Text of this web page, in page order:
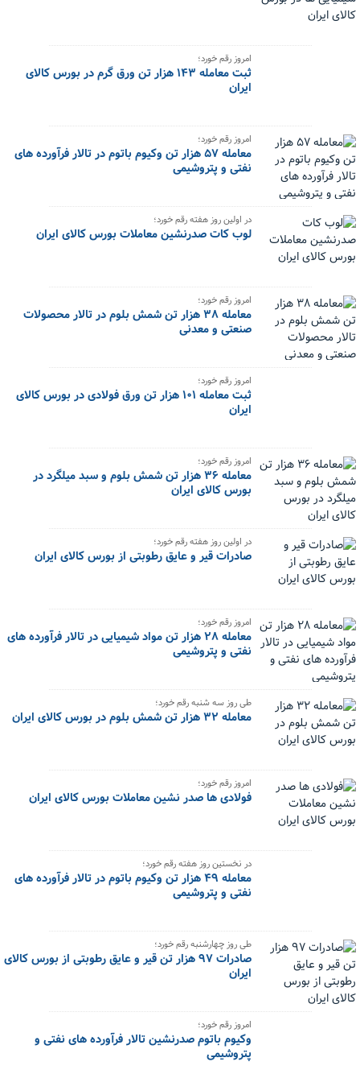
امروز رقم خورد؛
ثبت معامله ۱۴۳ هزار تن ورق گرم در بورس کالای
ایران
امروز رقم خورد؛
معامله ۵۷ هزار تن وکیوم باتوم در تالار فرآورده های
نفتی و پتروشیمی
در اولین روز هفته رقم خورد؛
لوب کات صدرنشین معاملات بورس کالای ایران
امروز رقم خورد؛
معامله ۳۸ هزار تن شمش بلوم در تالار محصولات
صنعتی و معدنی
امروز رقم خورد؛
ثبت معامله ۱۰۱ هزار تن ورق فولادی در بورس کالای
ایران
امروز رقم خورد؛
معامله ۳۶ هزار تن شمش بلوم و سبد میلگرد در
بورس کالای ایران
در اولین روز هفته رقم خورد؛
صادرات قیر و عایق رطوبتی از بورس کالای ایران
امروز رقم خورد؛
معامله ۲۸ هزار تن مواد شیمیایی در تالار فرآورده های
نفتی و پتروشیمی
طی روز سه شنبه رقم خورد؛
معامله ۳۲ هزار تن شمش بلوم در بورس کالای ایران
امروز رقم خورد؛
فولادی ها صدر نشین معاملات بورس کالای ایران
در نخستین روز هفته رقم خورد؛
معامله ۴۹ هزار تن وکیوم باتوم در تالار فرآورده های
نفتی و پتروشیمی
طی روز چهارشنبه رقم خورد؛
صادرات ۹۷ هزار تن قیر و عایق رطوبتی از بورس کالای
ایران
امروز رقم خورد؛
وکیوم باتوم صدرنشین تالار فرآورده های نفتی و
پتروشیمی